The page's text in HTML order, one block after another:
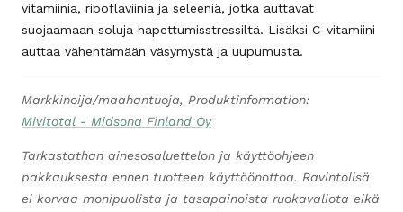
vitamiinia, riboflaviinia ja seleeniä, jotka auttavat
suojaamaan soluja hapettumisstressiltä. Lisäksi C-vitamiini
auttaa vähentämään väsymystä ja uupumusta.
Markkinoija/maahantuoja, Produktinformation:
Mivitotal - Midsona Finland Oy
Tarkastathan ainesosaluettelon ja käyttöohjeen
pakkauksesta ennen tuotteen käyttöönottoa. Ravintolisä
ei korvaa monipuolista ja tasapainoista ruokavaliota eikä